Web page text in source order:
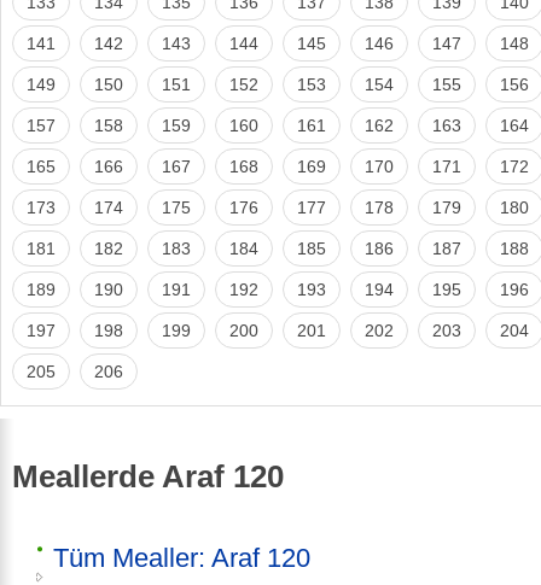
141 142 143 144 145 146 147 148
149 150 151 152 153 154 155 156
157 158 159 160 161 162 163 164
165 166 167 168 169 170 171 172
173 174 175 176 177 178 179 180
181 182 183 184 185 186 187 188
189 190 191 192 193 194 195 196
197 198 199 200 201 202 203 204
205 206
Meallerde Araf 120
Tüm Mealler: Araf 120